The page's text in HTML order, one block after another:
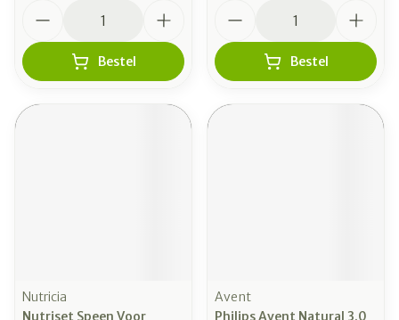
Bestel Bestel
Nutricia
Nutriset Speen Voor
Avent
Philips Avent Natural 3.0